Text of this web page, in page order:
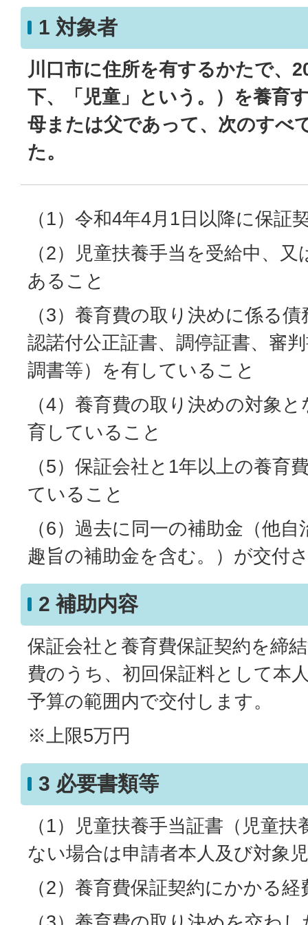
1 対象者
川口市に住所を有するかたで、
下、「児童」という。）を養育
母または父であって、次のすべ
た。
（1）令和4年4月1日以降に保証
（2）児童扶養手当を受給中、
あること
（3）養育費の取り決めに係る
認諾付公正証書、調停証書、審
調書等）を有していること
（4）養育費の取り決めの対象
育していること
（5）保証会社と1年以上の養育
ていること
（6）過去に同一の補助金（他
趣旨の補助金を含む。）が交付
2 補助内容
保証会社と養育費保証契約を締
費のうち、初回保証料として本
予算の範囲内で交付します。
※上限5万円
3 必要書類等
（1）児童扶養手当証書（児童
ない場合は申請者本人及び対象
（2）養育費保証契約にかかる